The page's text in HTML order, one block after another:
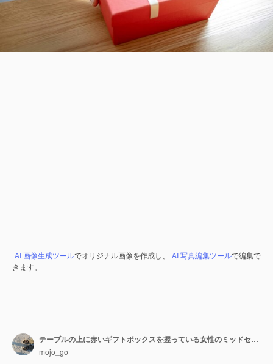
AI 画像生成ツールでオリジナル画像を作成し、 AI 写真編集ツールで編集で
きます。
テーブルの上に赤いギフトボックスを握っている女性のミッドセクション
mojo_go